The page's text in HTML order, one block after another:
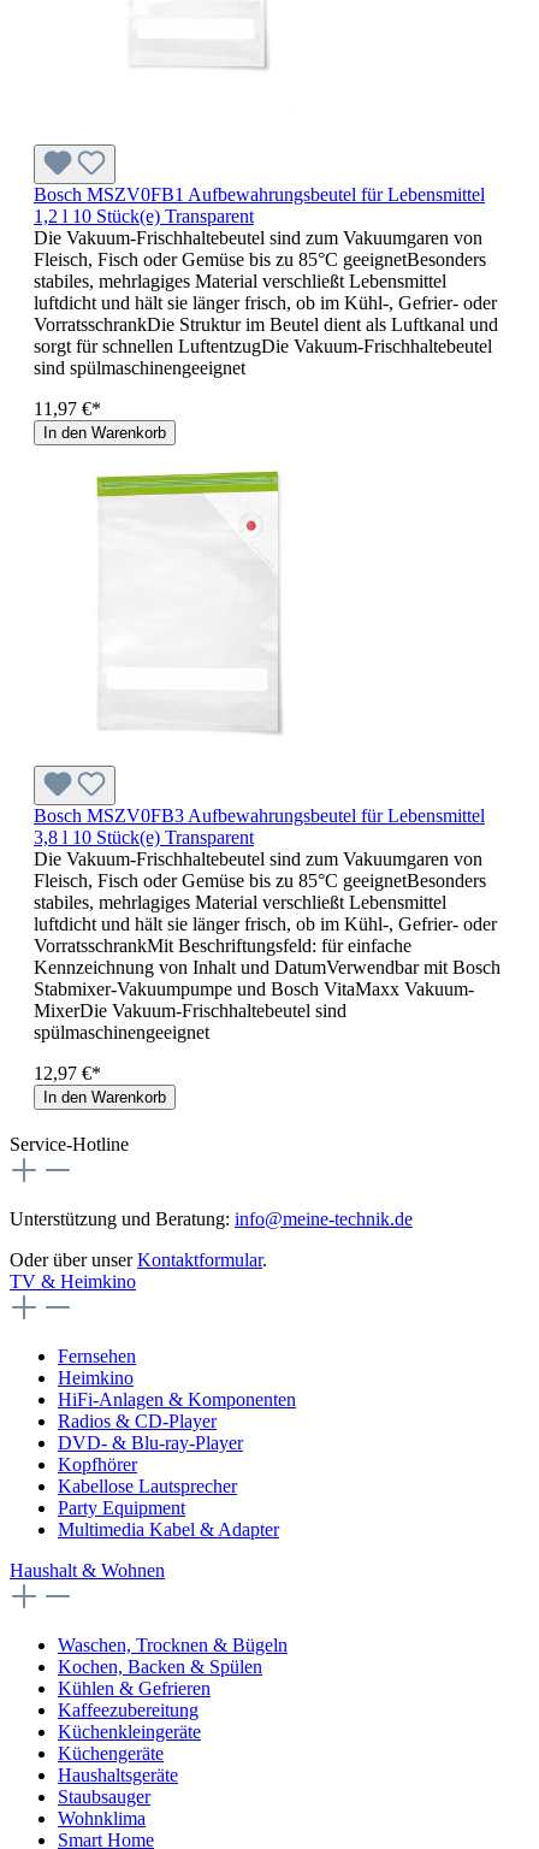
Bosch MSZV0FB1 Aufbewahrungsbeutel für Lebensmittel
1,2 l 10 Stück(e) Transparent
Die Vakuum-Frischhaltebeutel sind zum Vakuumgaren von
Fleisch, Fisch oder Gemüse bis zu 85°C geeignetBesonders
stabiles, mehrlagiges Material verschließt Lebensmittel
luftdicht und hält sie länger frisch, ob im Kühl-, Gefrier- oder
VorratsschrankDie Struktur im Beutel dient als Luftkanal und
sorgt für schnellen LuftentzugDie Vakuum-Frischhaltebeutel
sind spülmaschinengeeignet
11,97 €*
In den Warenkorb
Bosch MSZV0FB3 Aufbewahrungsbeutel für Lebensmittel
3,8 l 10 Stück(e) Transparent
Die Vakuum-Frischhaltebeutel sind zum Vakuumgaren von
Fleisch, Fisch oder Gemüse bis zu 85°C geeignetBesonders
stabiles, mehrlagiges Material verschließt Lebensmittel
luftdicht und hält sie länger frisch, ob im Kühl-, Gefrier- oder
VorratsschrankMit Beschriftungsfeld: für einfache
Kennzeichnung von Inhalt und DatumVerwendbar mit Bosch
Stabmixer-Vakuumpumpe und Bosch VitaMaxx Vakuum-
MixerDie Vakuum-Frischhaltebeutel sind
spülmaschinengeeignet
12,97 €*
In den Warenkorb
Service-Hotline
Unterstützung und Beratung: info@meine-technik.de
Oder über unserKontaktformular.
TV & Heimkino
Fernsehen
Heimkino
HiFi-Anlagen & Komponenten
Radios & CD-Player
DVD- & Blu-ray-Player
Kopfhörer
Kabellose Lautsprecher
Party Equipment
Multimedia Kabel & Adapter
Haushalt & Wohnen
Waschen, Trocknen & Bügeln
Kochen, Backen & Spülen
Kühlen & Gefrieren
Kaffeezubereitung
Küchenkleingeräte
Küchengeräte
Haushaltsgeräte
Staubsauger
Wohnklima
Smart Home